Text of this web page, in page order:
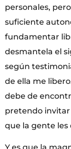
personales,
suficiente
fundamentar
desmantela el
según
de ella me
debe de
pretendo invitar
que la gente les